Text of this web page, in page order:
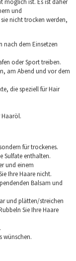
und
nicht trocken werden,
nach dem Einsetzen
oder Sport treiben.
am Abend und vor dem
die speziell für Hair
Haaröl.
für trockenes.
Sulfate enthalten.
und einem
Ihre Haare nicht.
Balsam und
und plätten/streichen
Sie Ihre Haare
wünschen.